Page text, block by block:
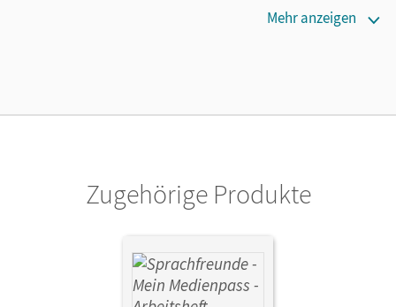
Mehr anzeigen
Zugehörige Produkte